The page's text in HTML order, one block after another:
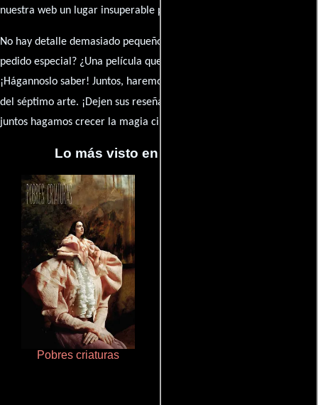
nuestra web un lugar insuperable para los amantes del celuloide.
No hay detalle demasiado pequeño ni opinión insignificante. ¿Algún
pedido especial? ¿Una película que sueñas con ver reseñada?
¡Hágannoslo saber! Juntos, haremos de esta comunidad el epicentro
del séptimo arte. ¡Dejen sus reseña en la
juntos hagamos crecer la magia cinematográfica!
Lo más visto en Cineyseries.net
Pobres criaturas